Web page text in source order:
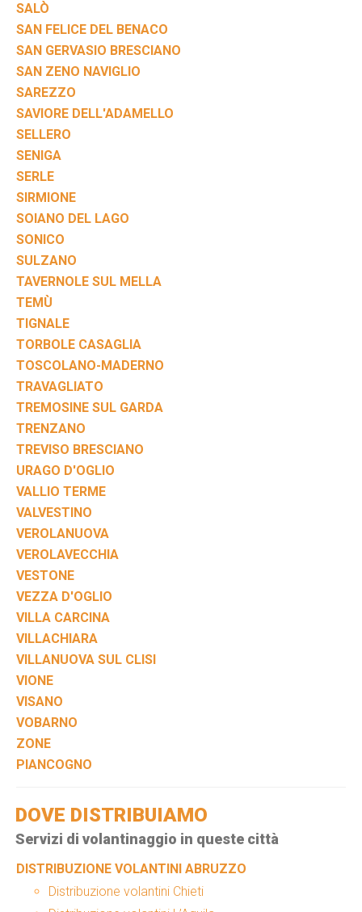
SALÒ
SAN FELICE DEL BENACO
SAN GERVASIO BRESCIANO
SAN ZENO NAVIGLIO
SAREZZO
SAVIORE DELL'ADAMELLO
SELLERO
SENIGA
SERLE
SIRMIONE
SOIANO DEL LAGO
SONICO
SULZANO
TAVERNOLE SUL MELLA
TEMÙ
TIGNALE
TORBOLE CASAGLIA
TOSCOLANO-MADERNO
TRAVAGLIATO
TREMOSINE SUL GARDA
TRENZANO
TREVISO BRESCIANO
URAGO D'OGLIO
VALLIO TERME
VALVESTINO
VEROLANUOVA
VEROLAVECCHIA
VESTONE
VEZZA D'OGLIO
VILLA CARCINA
VILLACHIARA
VILLANUOVA SUL CLISI
VIONE
VISANO
VOBARNO
ZONE
PIANCOGNO
DOVE DISTRIBUIAMO
Servizi di volantinaggio in queste città
DISTRIBUZIONE VOLANTINI ABRUZZO
Distribuzione volantini Chieti